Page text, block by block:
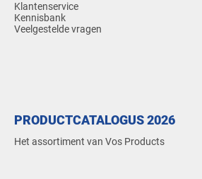
Klantenservice
Kennisbank
Veelgestelde vragen
PRODUCTCATALOGUS 2026
Het assortiment van Vos Products